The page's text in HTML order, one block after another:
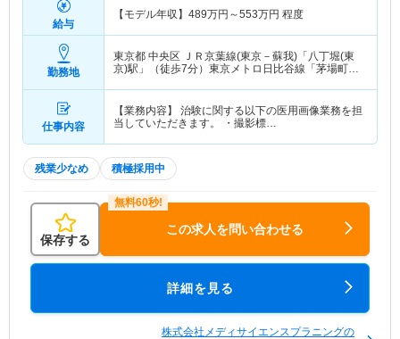
給与
【モデル年収】 489万円～553万円 程度
勤務地
東京都 中央区 ＪＲ京葉線(東京－蘇我)「八丁堀(東
京)駅」（徒歩7分）東京メトロ日比谷線「茅場町
仕事内容
【業務内容】 治験に関する以下の医用画像業務を担
当していただきます。 ・撮影標…
残業少なめ 積極採用中
保存する
この求人を問い合わせる
詳細を見る
株式会社メディサイエンスプラニングの